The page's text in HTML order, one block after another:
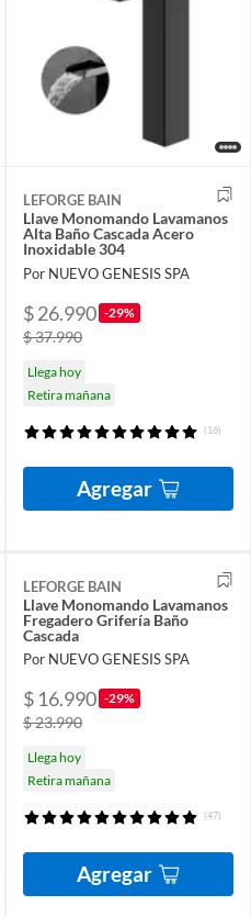
LEFORGE BAIN
Llave Monomando Lavamanos
Alta Baño Cascada Acero
Inoxidable 304
Por NUEVO GENESIS SPA
$ 26.990 -29%
$ 37.990
Llega hoy
Retira mañana
(16)
Agregar
LEFORGE BAIN
Llave Monomando Lavamanos
Fregadero Grifería Baño
Cascada
Por NUEVO GENESIS SPA
$ 16.990 -29%
$ 23.990
Llega hoy
Retira mañana
(47)
Agregar